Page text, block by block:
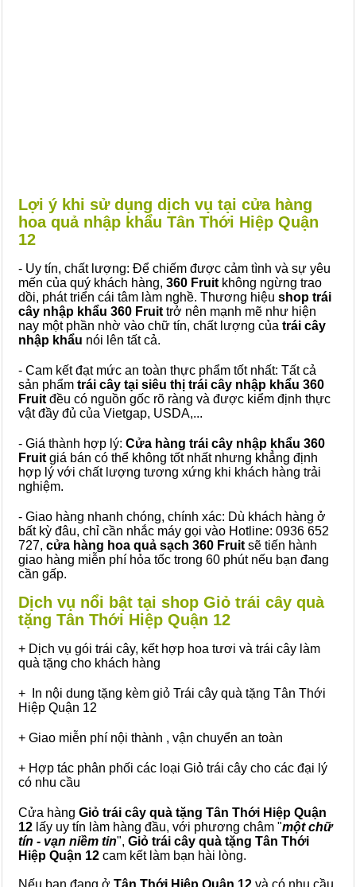
Lợi ý khi sử dụng dịch vụ tại cửa hàng
hoa quả nhập khẩu Tân Thới Hiệp Quận
12
- Uy tín, chất lượng: Để chiếm được cảm tình và sự yêu
mến của quý khách hàng, 360 Fruit không ngừng trao
dồi, phát triển cái tâm làm nghề. Thương hiệu shop trái
cây nhập khẩu 360 Fruit trở nên mạnh mẽ như hiện
nay một phần nhờ vào chữ tín, chất lượng của trái cây
nhập khẩu nói lên tất cả.
- Cam kết đạt mức an toàn thực phẩm tốt nhất: Tất cả
sản phẩm trái cây tại siêu thị trái cây nhập khẩu 360
Fruit đều có nguồn gốc rõ ràng và được kiểm định thực
vật đầy đủ của Vietgap, USDA,...
- Giá thành hợp lý: Cửa hàng trái cây nhập khẩu 360
Fruit giá bán có thể không tốt nhất nhưng khẳng định
hợp lý với chất lượng tương xứng khi khách hàng trải
nghiệm.
- Giao hàng nhanh chóng, chính xác: Dù khách hàng ở
bất kỳ đâu, chỉ cần nhắc máy gọi vào Hotline: 0936 652
727, cửa hàng hoa quả sạch 360 Fruit sẽ tiến hành
giao hàng miễn phí hỏa tốc trong 60 phút nếu bạn đang
cần gấp.
Dịch vụ nổi bật tại shop Giỏ trái cây quà
tặng Tân Thới Hiệp Quận 12
+ Dịch vụ gói trái cây, kết hợp hoa tươi và trái cây làm
quà tặng cho khách hàng
+ In nội dung tặng kèm giỏ Trái cây quà tặng Tân Thới
Hiệp Quận 12
+ Giao miễn phí nội thành , vận chuyển an toàn
+ Hợp tác phân phối các loại Giỏ trái cây cho các đại lý
có nhu cầu
Cửa hàng Giỏ trái cây quà tặng Tân Thới Hiệp Quận
12 lấy uy tín làm hàng đầu, với phương châm "một chữ
tín - vạn niềm tin", Giỏ trái cây quà tặng Tân Thới
Hiệp Quận 12 cam kết làm bạn hài lòng.
Nếu bạn đang ở Tân Thới Hiệp Quận 12 và có nhu cầu